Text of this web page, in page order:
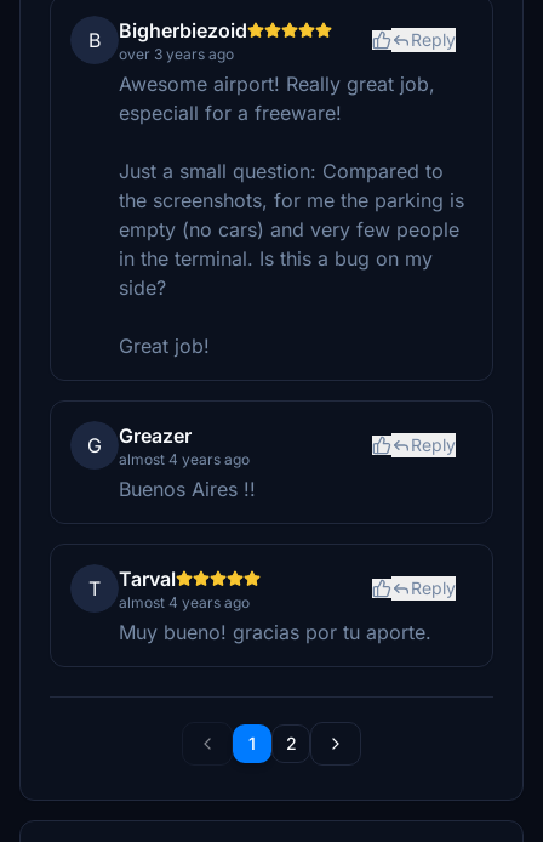
B Bigherbiezoid
over 3 years ago
Reply
Awesome airport! Really great job,
especiall for a freeware!
Just a small question: Compared to
the screenshots, for me the parking is
empty (no cars) and very few people
in the terminal. Is this a bug on my
side?
Great job!
G Greazer
almost 4 years ago
Reply
Buenos Aires !!
T Tarval
almost 4 years ago
Reply
Muy bueno! gracias por tu aporte.
1 2